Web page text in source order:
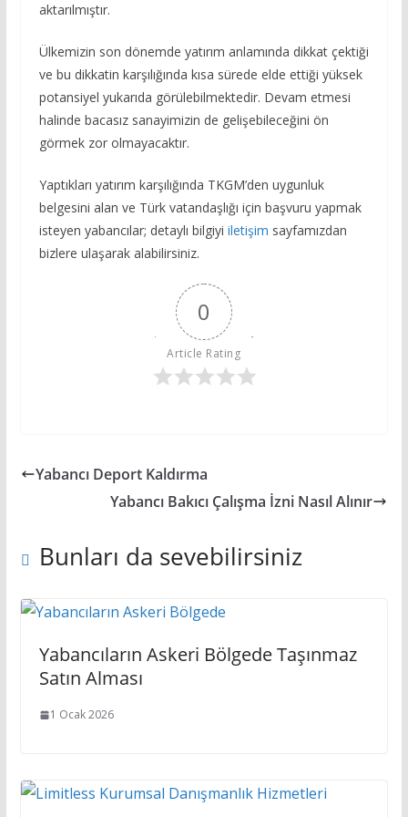
aktarılmıştır.
Ülkemizin son dönemde yatırım anlamında dikkat çektiği
ve bu dikkatin karşılığında kısa sürede elde ettiği yüksek
potansiyel yukarıda görülebilmektedir. Devam etmesi
halinde bacasız sanayimizin de gelişebileceğini ön
görmek zor olmayacaktır.
Yaptıkları yatırım karşılığında TKGM’den uygunluk
belgesini alan ve Türk vatandaşlığı için başvuru yapmak
isteyen yabancılar; detaylı bilgiyi iletişim sayfamızdan
bizlere ulaşarak alabilirsiniz.
0
Article Rating
Yabancı Deport Kaldırma
Yabancı Bakıcı Çalışma İzni Nasıl Alınır
Bunları da sevebilirsiniz
Yabancıların Askeri Bölgede Taşınmaz
Satın Alması
1 Ocak 2026